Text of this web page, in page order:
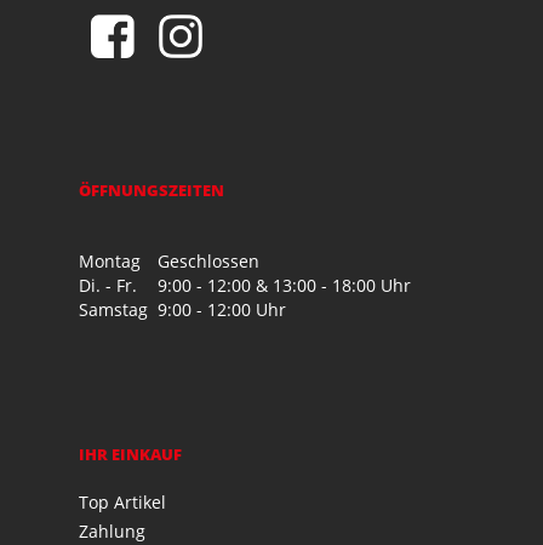
ÖFFNUNGSZEITEN
Montag
Geschlossen
Di. - Fr.
9:00 - 12:00 & 13:00 - 18:00 Uhr
Samstag 9:00 - 12:00 Uhr
IHR EINKAUF
Top Artikel
Zahlung